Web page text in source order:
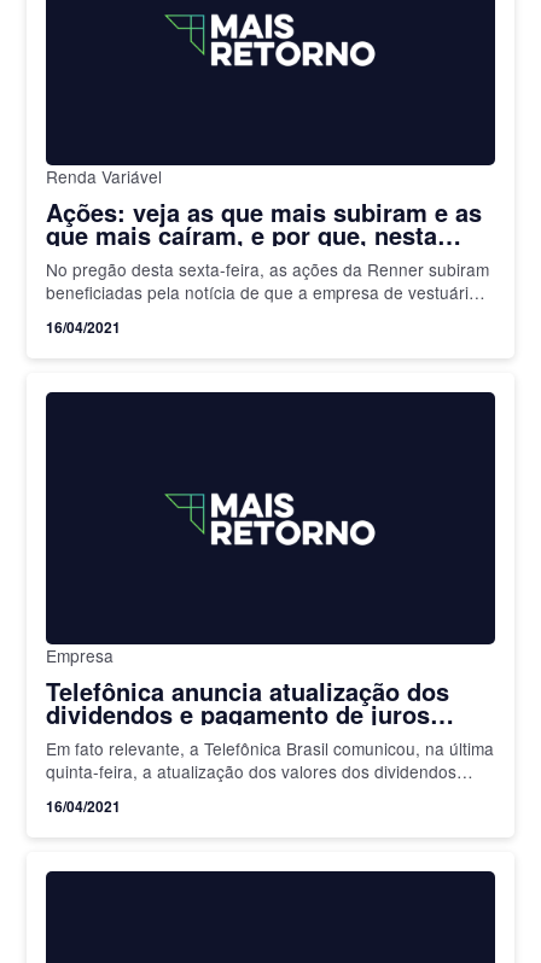
Renda Variável
Ações: veja as que mais subiram e as
que mais caíram, e por que, nesta
sexta-feira
No pregão desta sexta-feira, as ações da Renner subiram
beneficiadas pela notícia de que a empresa de vestuário
16/04/2021
Empresa
Telefônica anuncia atualização dos
dividendos e pagamento de juros
sobre capital próprio
Em fato relevante, a Telefônica Brasil comunicou, na última
quinta-feira, a atualização dos valores dos dividendos
a empresa,…
16/04/2021